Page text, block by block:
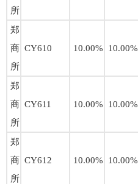
所
郑
商
所
CY610 10.00% 10.00%
郑
商
所
CY611 10.00% 10.00%
郑
商
所
CY612 10.00% 10.00%